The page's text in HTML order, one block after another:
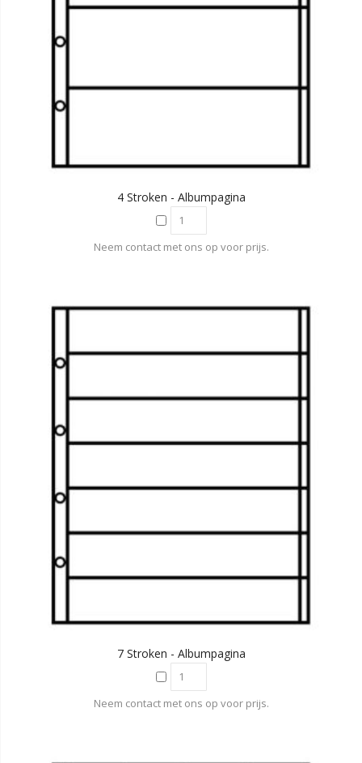
4 Stroken - Albumpagina
Neem contact met ons op voor prijs.
7 Stroken - Albumpagina
Neem contact met ons op voor prijs.